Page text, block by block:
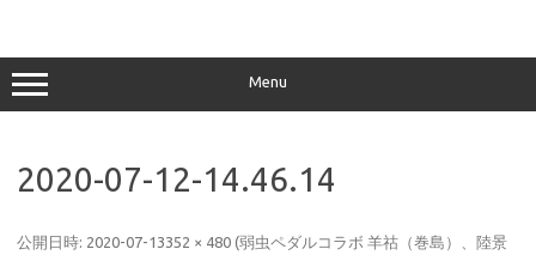
Menu
2020-07-12-14.46.14
公開日時: 2020-07-13352 × 480 (弱虫ペダルコラボ 羊祜（巻島）、陸景